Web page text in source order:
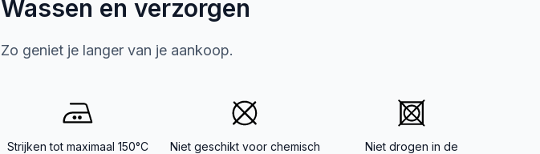
Wassen en verzorgen
Zo geniet je langer van je aankoop.
Strijken tot maximaal 150°C
Niet geschikt voor chemisch
Niet drogen in de